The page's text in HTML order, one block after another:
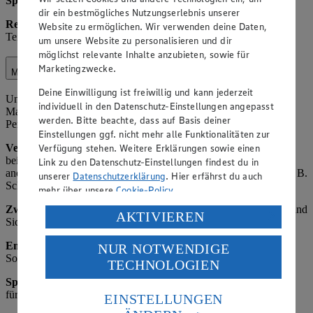
Rechtsgrundlage:Art. 6 Abs. 1 lit. b) DSGVO; bei freiwilliger
Teilnahme Art. 6 Abs. 1 lit. a) DSGVO.
Marktorganisation
Unter Marktorganisation fallen die interne Organisation des
Marktbetriebs, einschließlich Lagerverwaltung,
Personaleinsatzplanung und Kundenservice-Optimierung.
Verarbeitete Daten:Name und Kontaktdaten von Kunden (z. B.
bei Reservierungen oder Beschwerden), Einkaufsverhalten (z. B.
anonymisierte Statistiken zu Verkaufszahlen), Mitarbeiterdaten (z. B.
Schichtpläne).
Zweck:
Effiziente Betriebsführung, Verbesserung des Angebots und
Sicherstellung der Verfügbarkeit von Waren.
Empfänger:
Interne Abteilungen, ggf. externe Dienstleister für
Software (z. B. ERP-Systeme als Auftragsverarbeiter).
Speicherdauer: Bis zum Erreichen des Zwecks, maximal 3 Jahre
für Analysen, danach Anonymisierung oder Löschung.
dir ein bestmögliches Nutzungserlebnis unserer
Website zu ermöglichen. Wir verwenden deine Daten,
um unsere Website zu personalisieren und dir
möglichst relevante Inhalte anzubieten, sowie für
Marketingzwecke.
Deine Einwilligung ist freiwillig und kann jederzeit
individuell in den Datenschutz-Einstellungen angepasst
werden. Bitte beachte, dass auf Basis deiner
Einstellungen ggf. nicht mehr alle Funktionalitäten zur
Verfügung stehen. Weitere Erklärungen sowie einen
Link zu den Datenschutz-Einstellungen findest du in
unserer Datenschutzerklärung. Hier erfährst du auch
mehr über unsereCookie-Policy.
Verarbeitung deiner personenbezogenen Daten in den
USA durch Facebook und YouTube:
Wenn du auf „Aktivieren“ klickst, willigst du im Sinne
des Art. 49 Abs. 1 Satz 1 lit. a) DSGVO ein, dass deine
Daten in den USA verarbeitet werden. Der EuGH sieht
die USA als Land mit einem nach europäischen
Standards nicht angemessenen Datenschutzniveau an.
AKTIVIEREN
NUR NOTWENDIGE
TECHNOLOGIEN
EINSTELLUNGEN